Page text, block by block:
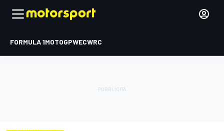
FORMULA 1MOTOGPWECWRC